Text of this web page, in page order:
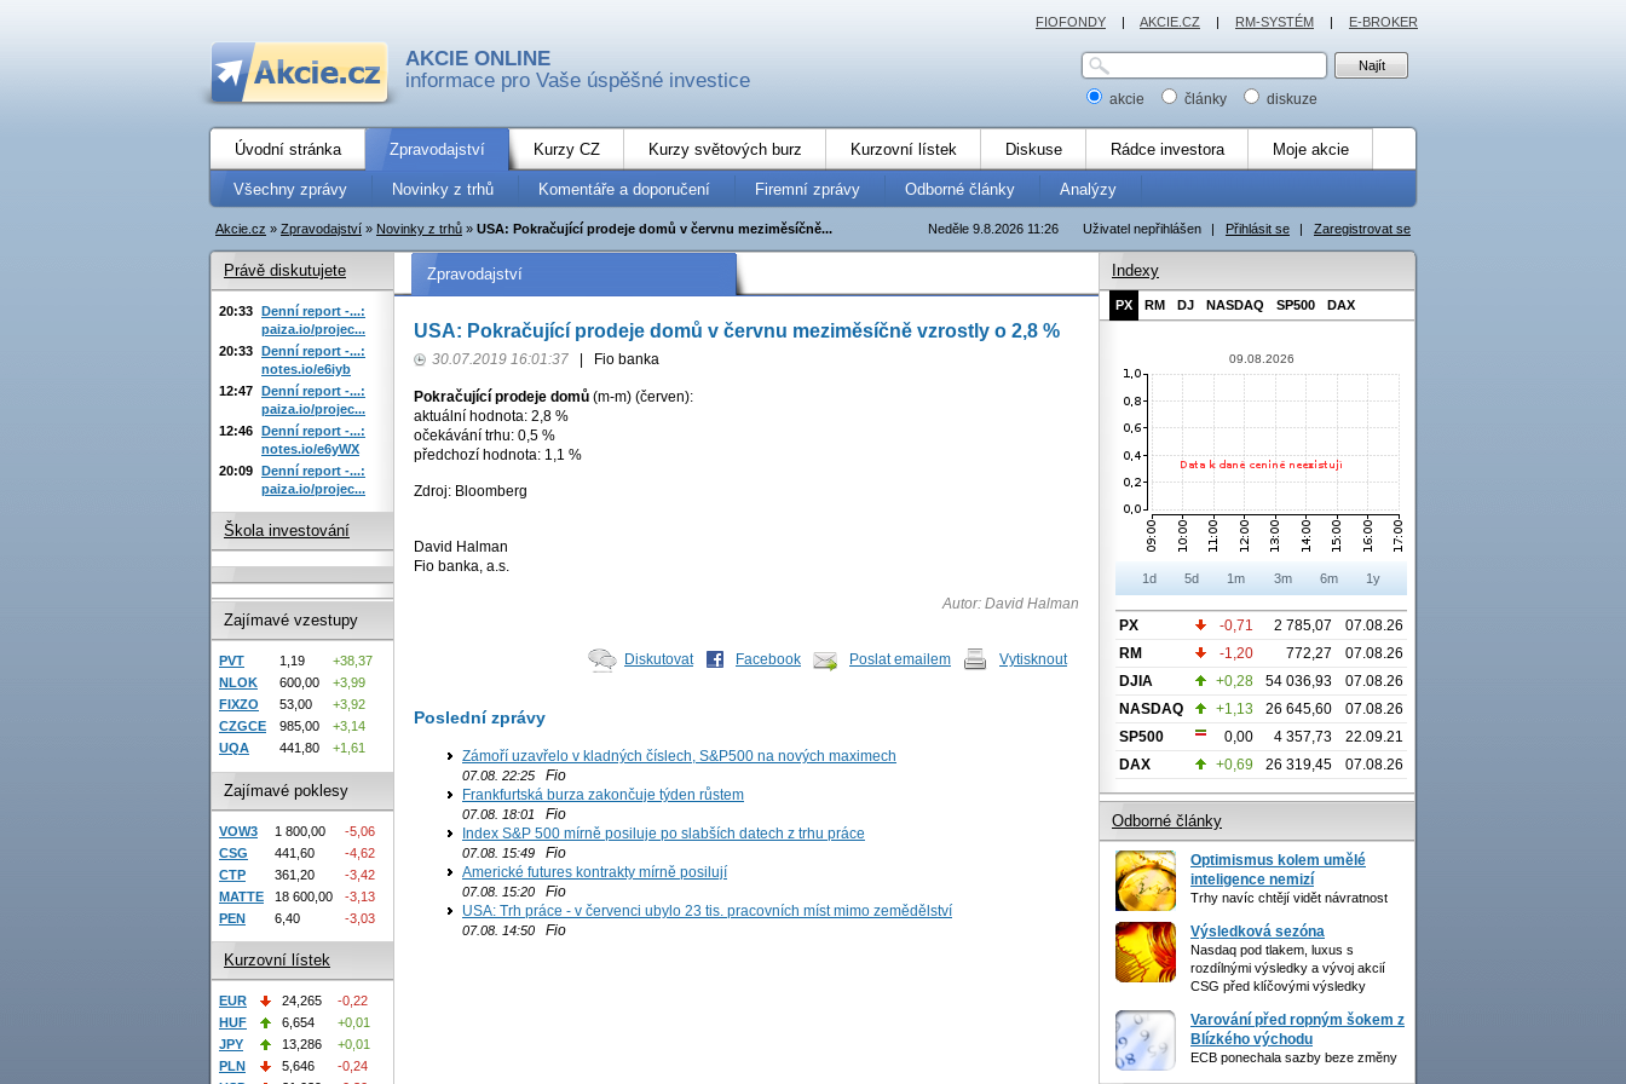
AKCIE ONLINE
informace pro Vaše úspěšné investice
akcie články diskuze
Úvodní stránka Zpravodajství Kurzy CZ Kurzy světových burz Kurzovní lístek Diskuse Rádce investora Moje akcie
Všechny zprávy Novinky z trhů Komentáře a doporučení Firemní zprávy Odborné články Analýzy
Uživatel nepřihlášen | Přihlásit se | Zaregistrovat se
Neděle 9.8.2026 11:26
Akcie.cz » Zpravodajství » Novinky z trhů » USA: Pokračující prodeje domů v červnu meziměsíčně...
Zpravodajství
USA: Pokračující prodeje domů v červnu meziměsíčně vzrostly o 2,8 %
30.07.2019 16:01:37 Fio banka
Pokračující prodeje domů (m-m) (červen):
aktuální hodnota: 2,8 %
očekávání trhu: 0,5 %
předchozí hodnota: 1,1 %
Zdroj: Bloomberg
David Halman
Fio banka, a.s.
Autor: David Halman
Diskutovat Facebook Poslat emailem Vytisknout
Poslední zprávy
Zámoří uzavřelo v kladných číslech, S&P500 na nových maximech
07.08. 22:25 Fio
Frankfurtská burza zakončuje týden růstem
07.08. 18:01
Fio
Index S&P 500 mírně posiluje po slabších datech z trhu práce
07.08. 15:49 Fio
Americké futures kontrakty mírně posilují
07.08. 15:20 Fio
USA: Trh práce - v červenci ubylo 23 tis. pracovních míst mimo zemědělství
07.08. 14:50 Fio
Právě diskutujete
20:33 Denní report -...:
paiza.io/projec...
20:33 Denní report -...:
notes.io/e6iyb
12:47 Denní report -...:
paiza.io/projec...
12:46 Denní report -...:
notes.io/e6yWX
20:09 Denní report -...:
paiza.io/projec...
Škola investování
Zajímavé vzestupy
PVT 1,19
+38,37
NLOK
600,00
+3,99
FIXZO
53,00
+3,92
CZGCE
985,00
+3,14
UQA
441,80 +1,61
Zajímavé poklesy
VOW3 1 800,00
-5,06
CSG
441,60
-4,62
CTP
361,20
-3,42
MATTE
18 600,00
-3,13
PEN
6,40 -3,03
Kurzovní lístek
EUR 24,265
-0,22
HUF
6,654
+0,01
JPY
13,286
+0,01
PLN
5,646
-0,24
Indexy
PX RM DJ NASDAQ SP500 DAX
09.08.2026
1d 5d 1m 3m 6m 1y
PX -0,71 2 785,07
07.08.26
RM
-1,20 772,27
07.08.26
DJIA
+0,28 54 036,93
07.08.26
NASDAQ
+1,13 26 645,60
07.08.26
SP500
0,00 4 357,73
22.09.21
DAX
+0,69 26 319,45 07.08.26
Odborné články
Optimismus kolem umělé
inteligence nemizí
Trhy navíc chtějí vidět návratnost
Výsledková sezóna
Nasdaq pod tlakem, luxus s
rozdílnými výsledky a vývoj akcií
CSG před klíčovými výsledky
Varování před ropným šokem z
Blízkého východu
ECB ponechala sazby beze změny
FIOFONDY | AKCIE.CZ | RM-SYSTÉM | E-BROKER